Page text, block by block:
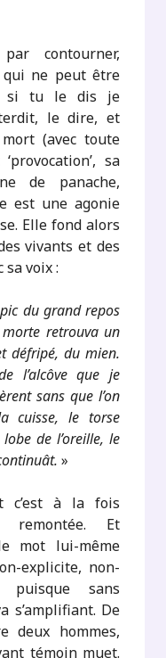
contourner,
ne peut être
si tu le dis je
le dire, et
(avec toute
sa
de panache,
est une agonie
Elle fond alors
vivants et des
sa voix :
du grand repos
retrouva un
défripé, du mien.
l’alcôve que je
sans que l’on
cuisse, le torse
de l’oreille, le
»
c’est à la fois
remontée. Et
mot lui-même
explicite, non-
puisque sans
s’amplifiant. De
deux hommes,
témoin muet.